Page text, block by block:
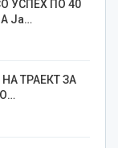
УСПЕХ ПО 40
Ја…
ТРАЕКТ ЗА